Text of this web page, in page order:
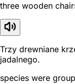
three wooden
Trzy drewniane
jadalnego.
species were